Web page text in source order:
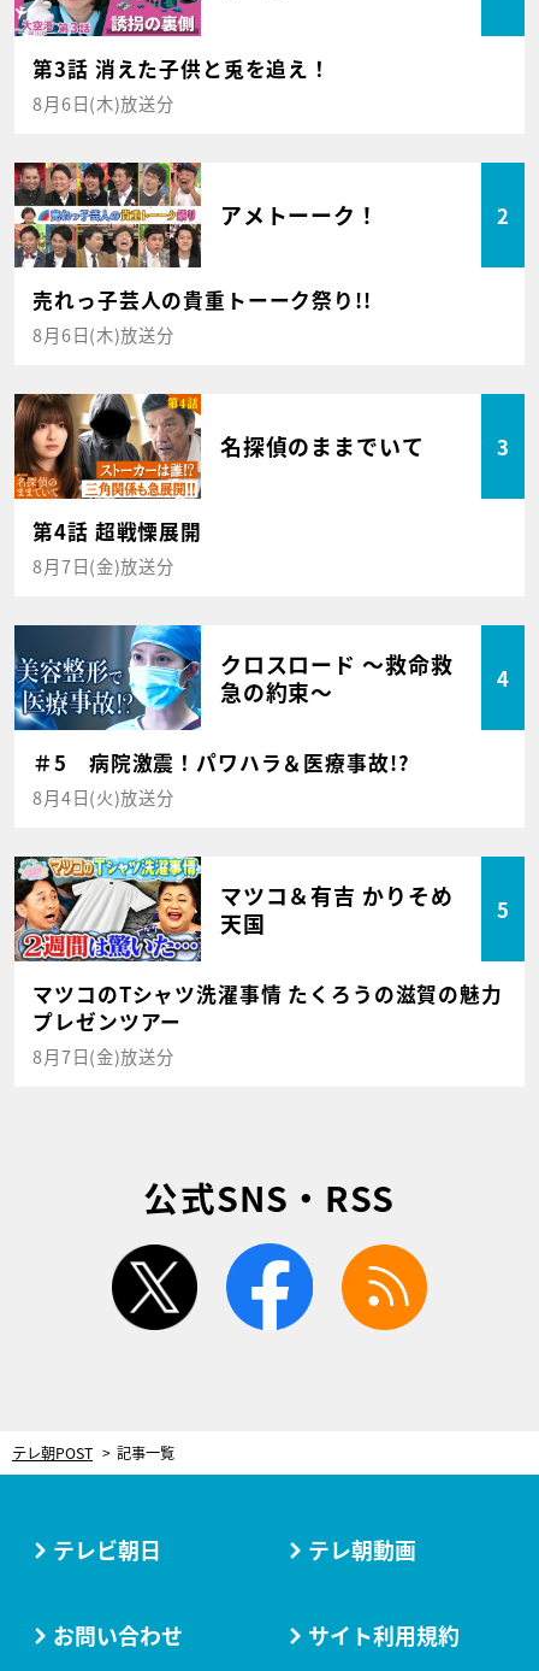
第3話 消えた子供と兎を追え！
8月6日(木)放送分
アメトーーク！ 2
売れっ子芸人の貴重トーーク祭り!!
8月6日(木)放送分
名探偵のままでいて 3
第4話 超戦慄展開
8月7日(金)放送分
クロスロード ～救命救
急の約束～
4
＃5 病院激震！パワハラ＆医療事故!?
8月4日(火)放送分
マツコ＆有吉 かりそめ
天国
5
マツコのTシャツ洗濯事情 たくろうの滋賀の魅力
プレゼンツアー
8月7日(金)放送分
公式SNS・RSS
twitter facebook
テレ朝POST 記事一覧
テレビ朝日 テレ朝動画
お問い合わせ サイト利用規約